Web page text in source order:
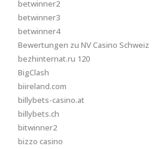
betwinner2
betwinner3
betwinner4
Bewertungen zu NV Casino Schweiz
bezhinternat.ru 120
BigClash
biireland.com
billybets-casino.at
billybets.ch
bitwinner2
bizzo casino